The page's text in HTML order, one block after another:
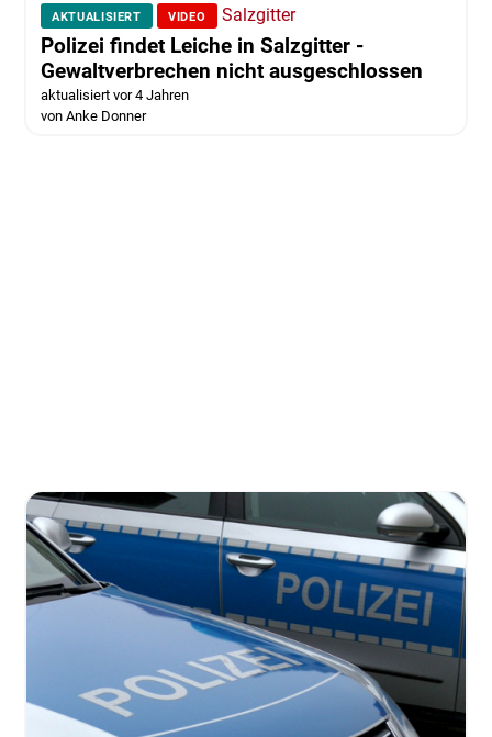
AKTUALISIERT VIDEO Salzgitter
Polizei findet Leiche in Salzgitter -
Gewaltverbrechen nicht ausgeschlossen
aktualisiert vor 4 Jahren
von Anke Donner